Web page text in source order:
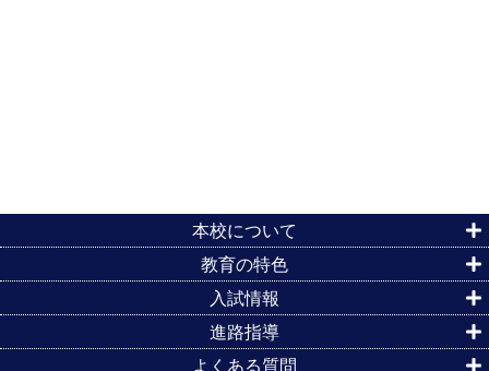
本校について
教育の特色
入試情報
進路指導
よくある質問